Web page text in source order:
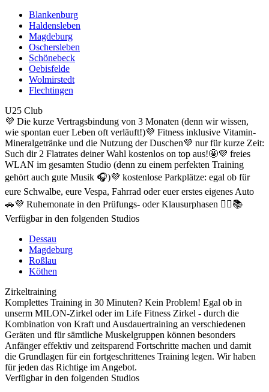
Blankenburg
Haldensleben
Magdeburg
Oschersleben
Schönebeck
Oebisfelde
Wolmirstedt
Flechtingen
U25 Club
💜 Die kurze Vertragsbindung von 3 Monaten (denn wir wissen,
wie spontan euer Leben oft verläuft!)💜 Fitness inklusive Vitamin-
Mineralgetränke und die Nutzung der Duschen💜 nur für kurze Zeit:
Such dir 2 Flatrates deiner Wahl kostenlos on top aus!🤩💜 freies
WLAN im gesamten Studio (denn zu einem perfekten Training
gehört auch gute Musik 🎧)💜 kostenlose Parkplätze: egal ob für
eure Schwalbe, eure Vespa, Fahrrad oder euer erstes eigenes Auto
🚗💜 Ruhemonate in den Prüfungs- oder Klausurphasen 🙇‍♂️📚
Verfügbar in den folgenden Studios
Dessau
Magdeburg
Roßlau
Köthen
Zirkeltraining
Komplettes Training in 30 Minuten? Kein Problem! Egal ob in
unserm MILON-Zirkel oder im Life Fitness Zirkel - durch die
Kombination von Kraft und Ausdauertraining an verschiedenen
Geräten und für sämtliche Muskelgruppen können besonders
Anfänger effektiv und zeitsparend Fortschritte machen und damit
die Grundlagen für ein fortgeschrittenes Training legen. Wir haben
für jeden das Richtige im Angebot.
Verfügbar in den folgenden Studios